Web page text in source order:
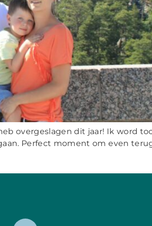
overgeslagen dit jaar! Ik word
Perfect moment om even